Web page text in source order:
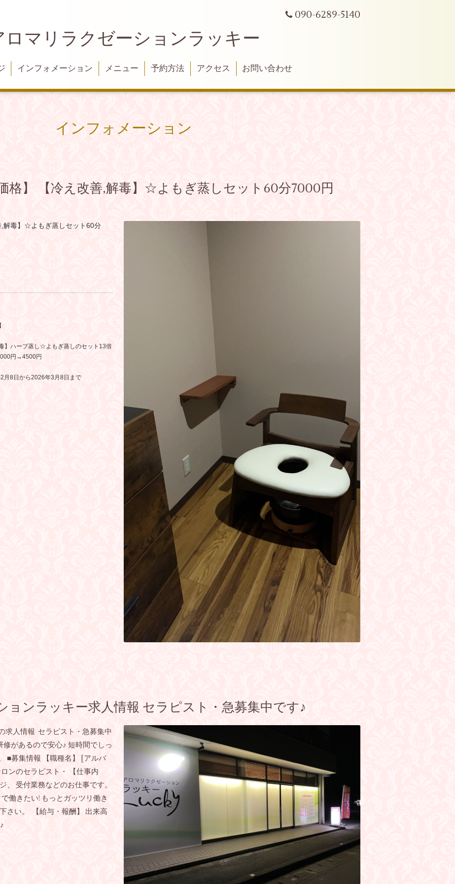
090-6289-5140
ロマリラクゼーションラッキー
インフォメーション メニュー 予約方法 アクセス お問い合わせ
インフォメーション
格】 【冷え改善,解毒】☆よもぎ蒸しセット60分7000円
解毒】☆よもぎ蒸しセット60分
】ハーブ蒸し☆よもぎ蒸しのセット13倍
円→4500円
月8日から2026年3月8日まで
ョンラッキー求人情報 セラピスト・急募集中です♪
求人情報 セラピスト・急募集中
があるので安心♪ 短時間でしっ
■募集情報 【職種名】 [アルバ
ンのセラピスト・ 【仕事内
、 受付業務などのお仕事です。
働きたい! もっとガッツリ働き
さい。 【給与・報酬】 出来高